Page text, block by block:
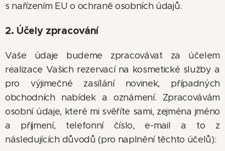
s nařízením EU o ochraně osobních údajů.
2. Účely zpracování
Vaše údaje budeme zpracovávat za účelem
realizace Vašich rezervací na kosmetické služby a
pro výjimečné zasílání novinek, případných
obchodních nabídek a oznámení. Zpracovávám
osobní údaje, které mi svěříte sami, zejména jméno
a příjmení, telefonní číslo, e-mail a to z
následujících důvodů (pro naplnění těchto účelů):